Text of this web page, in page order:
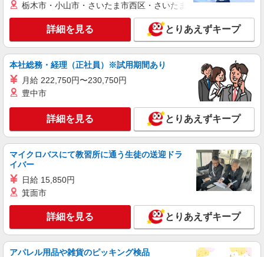
栃木市・小山市・さいたま市西区・さいたま市岩槻区・久喜市・
詳細を見る とりあえずキープ
本社総務・経理（正社員）※試用期間あり
月給 222,750円〜230,750円
豊中市
詳細を見る とりあえずキープ
マイクロバスにて教習所に通う生徒の送迎ドラ
イバー
日給 15,850円
箕面市
詳細を見る とりあえずキープ
アパレル用品や雑貨のピッキング検品